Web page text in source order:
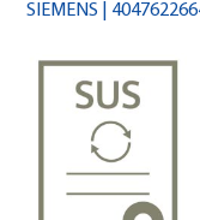
SIEMENS |